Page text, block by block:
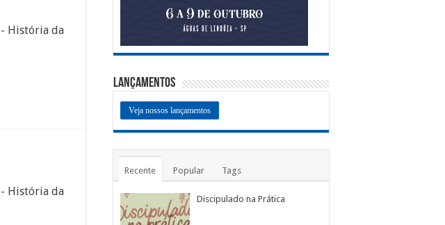
História da
História da
Lançamentos
Veja nossos lançamentos
Recente Popular Tags
Discipulado na Prática